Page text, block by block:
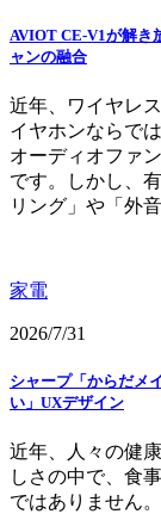
AVIOT CE-V1が解き
ャンの融合
近年、ワイヤレ
イヤホンならで
オーディオファ
です。しかし、
リング」や「外
家電
2026/7/31
シャープ「からだメ
い」UXデザイン
近年、人々の健
しさの中で、食
ではありません